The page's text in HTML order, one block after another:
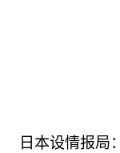
日本设情报局